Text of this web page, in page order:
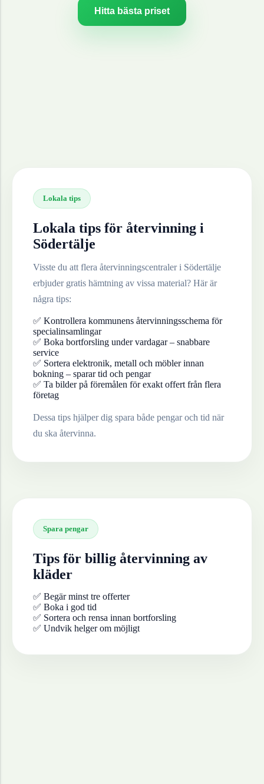
Hitta bästa priset
Lokala tips
Lokala tips för återvinning i
Södertälje
Visste du att flera återvinningscentraler i Södertälje
erbjuder gratis hämtning av vissa material? Här är
några tips:
✅ Kontrollera kommunens återvinningsschema för
specialinsamlingar
✅ Boka bortforsling under vardagar – snabbare
service
✅ Sortera elektronik, metall och möbler innan
bokning – sparar tid och pengar
✅ Ta bilder på föremålen för exakt offert från flera
företag
Dessa tips hjälper dig spara både pengar och tid när
du ska återvinna.
Spara pengar
Tips för billig återvinning av
kläder
✅ Begär minst tre offerter
✅ Boka i god tid
✅ Sortera och rensa innan bortforsling
✅ Undvik helger om möjligt